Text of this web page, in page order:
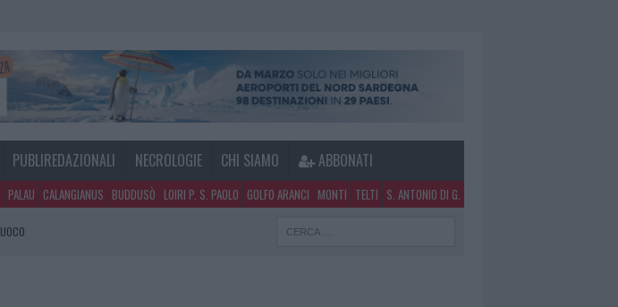
PUBLIREDAZIONALI NECROLOGIE CHI SIAMO ABBONATI
PALAU CALANGIANUS BUDDUSÒ LOIRI P. S. PAOLO GOLFO ARANCI MONTI TELTI S. ANTONIO DI G.